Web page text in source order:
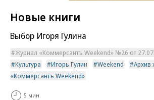
Новые книги
Выбор Игоря Гулина
Журнал «Коммерсантъ Weekend» №26 от
Культура
Игорь Гулин Weekend
Архив
«Коммерсантъ Weekend»
5 мин.